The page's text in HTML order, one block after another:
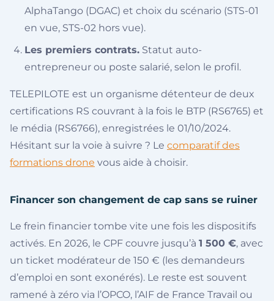
AlphaTango (DGAC) et choix du scénario (STS-01
en vue, STS-02 hors vue).
Les premiers contrats. Statut auto-
entrepreneur ou poste salarié, selon le profil.
TELEPILOTE est un organisme détenteur de deux
certifications RS couvrant à la fois le BTP (RS6765) et
le média (RS6766), enregistrées le 01/10/2024.
Hésitant sur la voie à suivre ? Le comparatif des
formations drone vous aide à choisir.
Financer son changement de cap sans se ruiner
Le frein financier tombe vite une fois les dispositifs
activés. En 2026, le CPF couvre jusqu’à 1 500 €, avec
un ticket modérateur de 150 € (les demandeurs
d’emploi en sont exonérés). Le reste est souvent
ramené à zéro via l’OPCO, l’AIF de France Travail ou